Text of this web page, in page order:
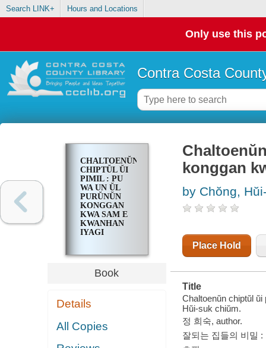
Search LINK+ Hours and Locations
Only use this
Contra Costa
CHALTOENŬN
CHIPTŬL ŬI
PIMIL : PU
WA UN ŬL
PURŬNŬN
KONGGAN
KWA SAM E
KWANHAN
IYAGI
Book
Details
All Copies
konggan
by Chŏng,
Place Hold
Title
Chaltoenŭn chiptŭl
Hŭi-suk chiŭm.
정 희숙, author.
잘되는 집들의 비밀